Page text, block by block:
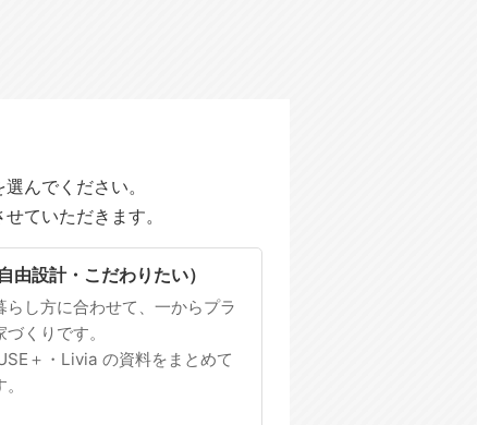
んでください。
ていただきます。
由設計・こだわりたい）
らし方に合わせて、一からプラ
くりです。
＋・Livia の資料をまとめて